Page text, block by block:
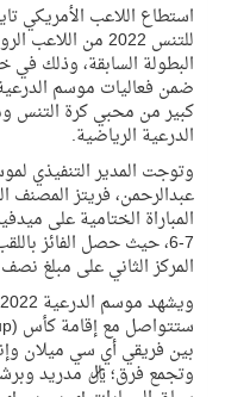
استطاع اللاعب الأمريكي
للتنس 2022 من
البطولة السابقة، وذلك في
ضمن فعاليات موسم
كبير من محبي كرة التنس
الدرعية الرياضية.
وتوجت المدير التنفيذي
عبدالرحمن، فريتز المصنف
7-6، حيث حصل الفائز
المركز الثاني على مبلغ
بين فريقي أي سي ميلان
وتجمع فرق؛ ريال مدريد